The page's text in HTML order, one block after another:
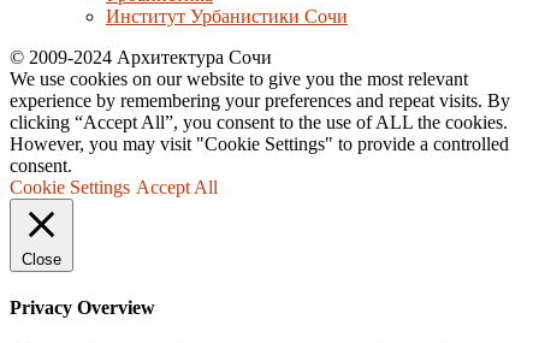
Институт Урбанистики Сочи
© 2009-2024 Архитектура Сочи
We use cookies on our website to give you the most relevant
experience by remembering your preferences and repeat visits. By
clicking “Accept All”, you consent to the use of ALL the cookies.
However, you may visit "Cookie Settings" to provide a controlled
consent.
Cookie Settings Accept All
Close
Privacy Overview